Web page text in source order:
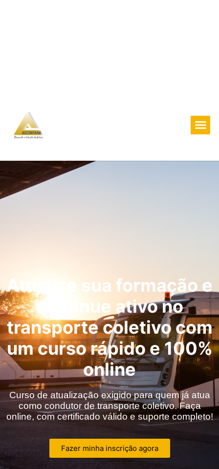
Atualize sua formação e
continue ativo no
transporte coletivo com
um curso rápido e 100%
online
Curso de atualização exigido para quem já atua
como condutor de transporte coletivo. Faça
online, com certificado válido e suporte completo!
Fazer minha inscrição agora